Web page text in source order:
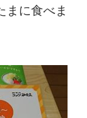
まに食べま